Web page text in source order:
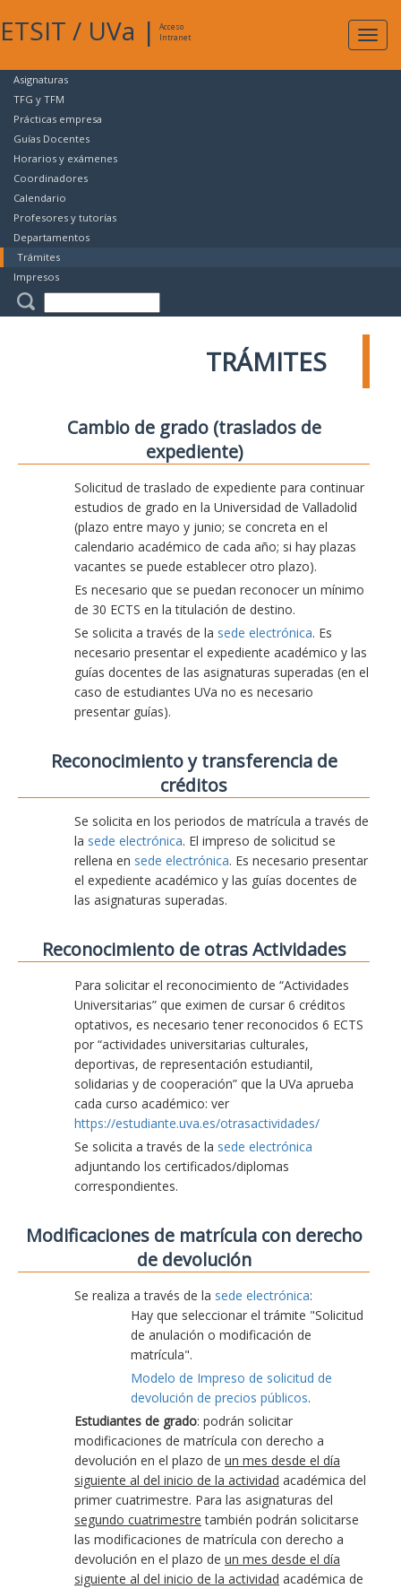
ETSIT / UVa |
Acceso
Intranet
Asignaturas
TFG y TFM
Prácticas empresa
Guías Docentes
Horarios y exámenes
Coordinadores
Calendario
Profesores y tutorías
Departamentos
Trámites
Impresos
TRÁMITES
Cambio de grado (traslados de
expediente)
Solicitud de traslado de expediente para continuar
estudios de grado en la Universidad de Valladolid
(plazo entre mayo y junio; se concreta en el
calendario académico de cada año; si hay plazas
vacantes se puede establecer otro plazo).
Es necesario que se puedan reconocer un mínimo
de 30 ECTS en la titulación de destino.
Se solicita a través de la sede electrónica. Es
necesario presentar el expediente académico y las
guías docentes de las asignaturas superadas (en el
caso de estudiantes UVa no es necesario
presentar guías).
Reconocimiento y transferencia de
créditos
Se solicita en los periodos de matrícula a través de
la sede electrónica. El impreso de solicitud se
rellena en sede electrónica. Es necesario presentar
el expediente académico y las guías docentes de
las asignaturas superadas.
Reconocimiento de otras Actividades
Para solicitar el reconocimiento de “Actividades
Universitarias” que eximen de cursar 6 créditos
optativos, es necesario tener reconocidos 6 ECTS
por “actividades universitarias culturales,
deportivas, de representación estudiantil,
solidarias y de cooperación” que la UVa aprueba
cada curso académico: ver
https://estudiante.uva.es/otrasactividades/
Se solicita a través de la sede electrónica
adjuntando los certificados/diplomas
correspondientes.
Modificaciones de matrícula con derecho
de devolución
Se realiza a través de la sede electrónica:
Hay que seleccionar el trámite "Solicitud
de anulación o modificación de
matrícula".
Modelo de Impreso de solicitud de
devolución de precios públicos.
Estudiantes de grado: podrán solicitar
modificaciones de matrícula con derecho a
devolución en el plazo de un mes desde el día
siguiente al del inicio de la actividad académica del
primer cuatrimestre. Para las asignaturas del
segundo cuatrimestre también podrán solicitarse
las modificaciones de matrícula con derecho a
devolución en el plazo de un mes desde el día
siguiente al del inicio de la actividad académica de